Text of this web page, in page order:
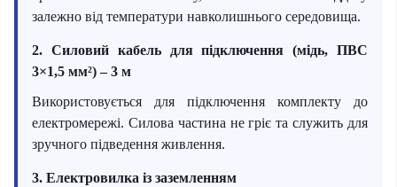
залежно від температури навколишнього середовища.
2. Силовий кабель для підключення(мідь, ПВС
3×1,5 мм²) – 3 м
Використовується для підключення комплекту до
електромережі. Силова частина не гріє та служить для
зручного підведення живлення.
3. Електровилка із заземленням